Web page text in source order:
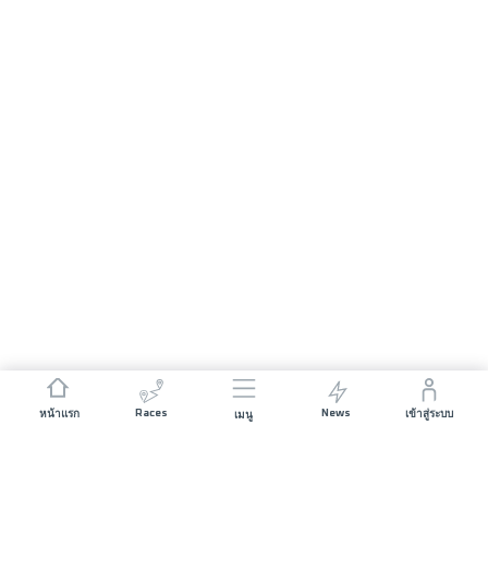
หน้าแรก Races เมนู News เข้าสู่ระบบ